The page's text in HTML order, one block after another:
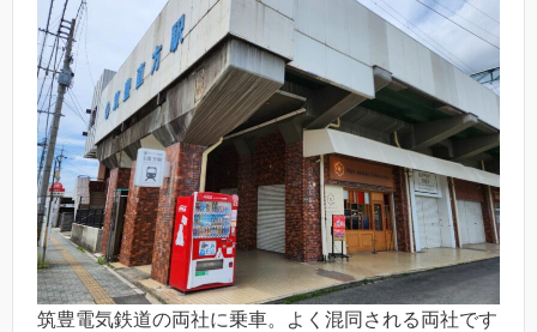
筑豊電気鉄道の両社に乗車。よく混同される両社です